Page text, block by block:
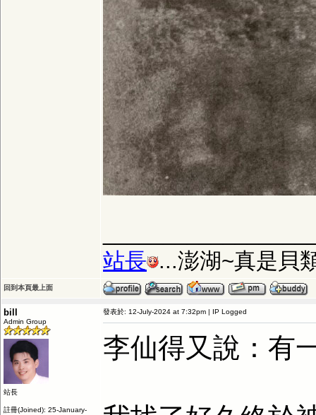
站長 ...澎湖~真是貝
回到本頁最上面
bill
Admin Group
站長
註冊(Joined): 25-January-
發表於: 12-July-2024 at 7:32pm | IP Logged
李仙得又說：有